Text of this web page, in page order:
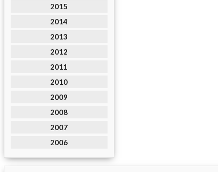
2015
2014
2013
2012
2011
2010
2009
2008
2007
2006